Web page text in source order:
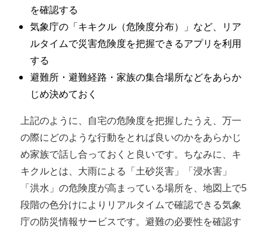
を確認する
気象庁の「キキクル（危険度分布）」など、リア
ルタイムで災害危険度を把握できるアプリを利用
する
避難所・避難経路・家族の集合場所などをあらか
じめ決めておく
上記のように、自宅の危険度を把握したうえ、万一
の際にどのような行動をとれば良いのかをあらかじ
め家族で話し合っておくと良いです。ちなみに、キ
キクルとは、大雨による「土砂災害」「浸水害」
「洪水」の危険度が高まっている場所を、地図上で5
段階の色分けによりリアルタイムで確認できる気象
庁の防災情報サービスです。避難の必要性を確認す